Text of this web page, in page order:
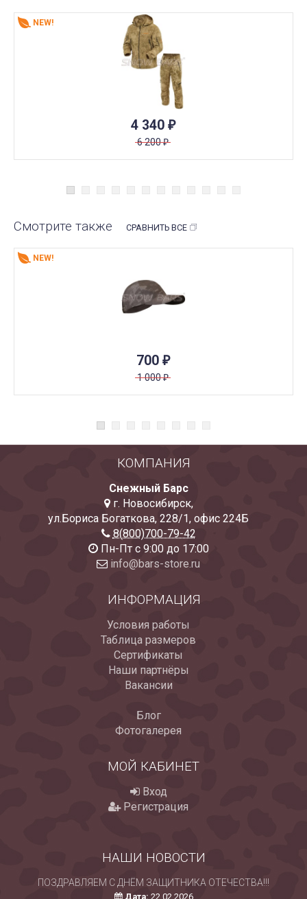
4 340 ₽
6 200₽
NEW!
Смотрите также СРАВНИТЬ ВСЕ
700 ₽
1 000₽
NEW!
КОМПАНИЯ
Снежный Барс
г. Новосибирск,
ул.Бориса Богаткова, 228/1, офис 224Б
8(800)700-79-42
Пн-Пт с 9:00 до 17:00
info@bars-store.ru
ИНФОРМАЦИЯ
Условия работы
Таблица размеров
Сертификаты
Наши партнёры
Вакансии
Блог
Фотогалерея
МОЙ КАБИНЕТ
Вход
Регистрация
НАШИ НОВОСТИ
ПОЗДРАВЛЯЕМ С ДНЁМ ЗАЩИТНИКА ОТЕЧЕСТВА!!!
Дата: 22.02.2026